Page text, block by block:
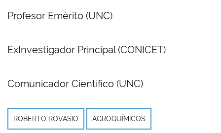
Profesor Emérito (UNC)
ExInvestigador Principal (CONICET)
Comunicador Científico (UNC)
ROBERTO ROVASIO AGROQUÍMICOS